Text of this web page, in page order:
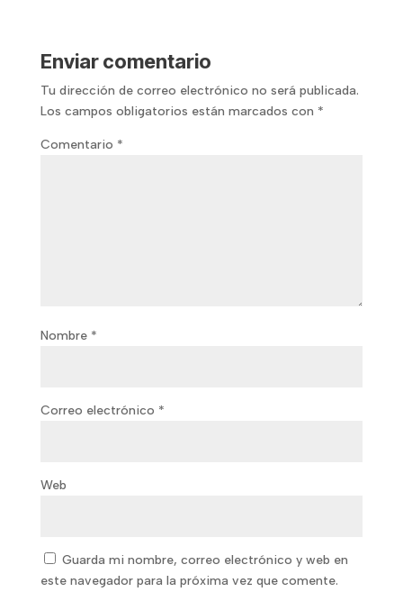
Enviar comentario
Tu dirección de correo electrónico no será publicada.
Los campos obligatorios están marcados con *
Comentario *
Nombre *
Correo electrónico *
Web
Guarda mi nombre, correo electrónico y web en
este navegador para la próxima vez que comente.